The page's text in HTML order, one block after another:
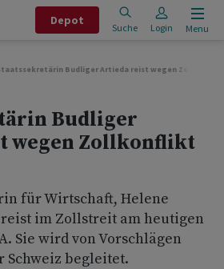
Depot
Suche Login Menu
Budliger Artieda reist wegen Zollkonflikt
Budliger
wegen Zollkonflikt
für Wirtschaft, Helene
im Zollstreit am heutigen
Sie wird von Vorschlägen
Schweiz begleitet.